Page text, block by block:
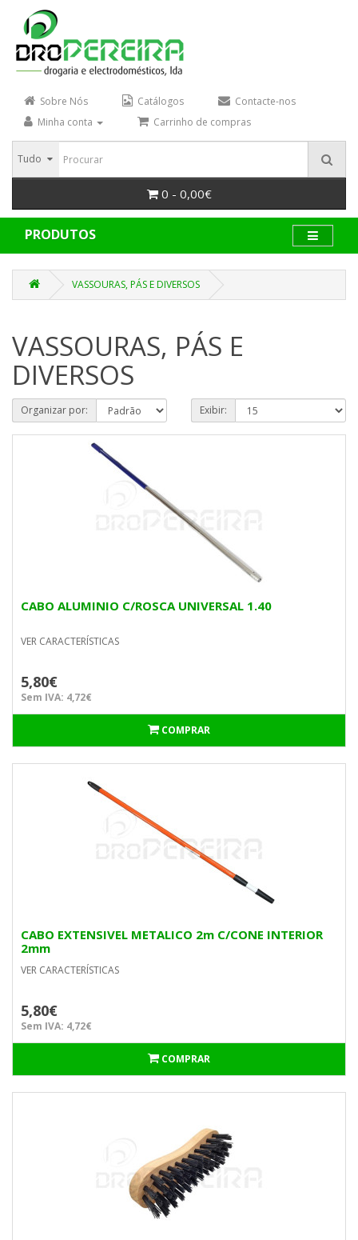
Sobre Nós Catálogos
Contacte-nos
Minha conta
Carrinho de compras
Tudo
0 - 0,00€
PRODUTOS
VASSOURAS, PÁS E DIVERSOS
VASSOURAS, PÁS E
DIVERSOS
Organizar por: Exibir:
CABO ALUMINIO C/ROSCA UNIVERSAL 1.40
VER CARACTERÍSTICAS
5,80€
Sem IVA: 4,72€
COMPRAR
CABO EXTENSIVEL METALICO 2m C/CONE INTERIOR
2mm
VER CARACTERÍSTICAS
5,80€
Sem IVA: 4,72€
COMPRAR